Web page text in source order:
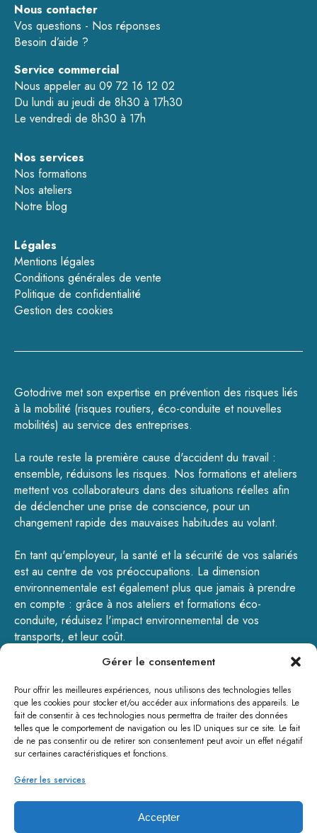
Gérer le consentement
Pour offrir les meilleures expériences, nous utilisons des technologies telles
que les cookies pour stocker et/ou accéder aux informations des appareils. Le
fait de consentir à ces technologies nous permettra de traiter des données
telles que le comportement de navigation ou les ID uniques sur ce site. Le fait
de ne pas consentir ou de retirer son consentement peut avoir un effet négatif
sur certaines caractéristiques et fonctions.
Gérer les services
Accepter
Nous contacter
Vos questions - Nos réponses
Besoin d’aide ?
Service commercial
Nous appeler au 09 72 16 12 02
Du lundi au jeudi de 8h30 à 17h30
Le vendredi de 8h30 à 17h
Nos services
Nos formations
Nos ateliers
Notre blog
Légales
Mentions légales
Conditions générales de vente
Politique de confidentialité
Gestion des cookies
Gotodrive met son expertise en prévention des risques liés
à la mobilité (risques routiers, éco-conduite etnouvelles
mobilités) au service des entreprises.
La route reste la première cause d'accident du travail :
ensemble, réduisons les risques. Nos formations etateliers
mettent vos collaborateurs dans des situations réelles afin
de déclencher une prise de conscience, pour un
changement rapide des mauvaises habitudes au volant.
En tant qu'employeur, la santé et la sécurité de vos salariés
est au centre de vos préoccupations. La dimension
environnementale est également plus que jamais à prendre
en compte : grâce à nos ateliers et formations éco-
conduite, réduisez l'impact environnemental de vos
transports, et leur coût.
GOTODRIVE - 200, rue de la Pulmez – 59310 Landas -
www.gotodrive.fr